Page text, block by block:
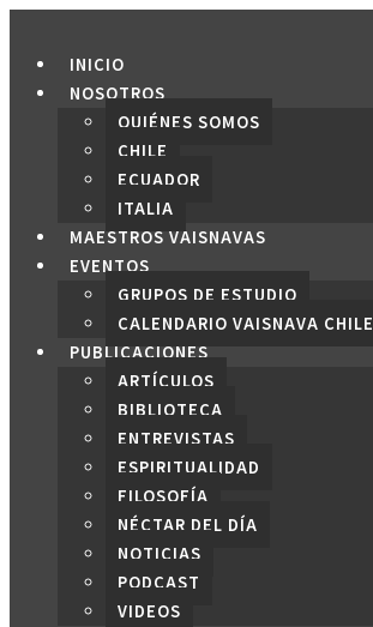
contenidoINICIO
NOSOTROS
QUIÉNES SOMOS
CHILE
ECUADOR
ITALIA
MAESTROS VAISNAVAS
EVENTOS
GRUPOS DE ESTUDIO
CALENDARIO VAISNAVA CHILE
PUBLICACIONES
ARTÍCULOS
BIBLIOTECA
ENTREVISTAS
ESPIRITUALIDAD
FILOSOFÍA
NÉCTAR DEL DÍA
NOTICIAS
PODCAST
VIDEOS